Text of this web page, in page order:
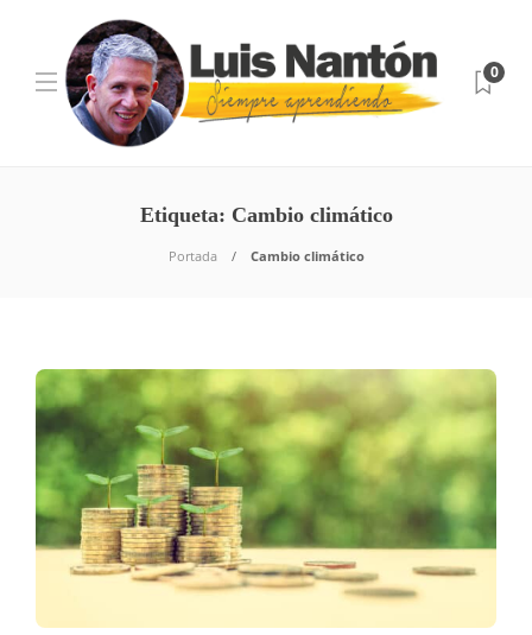
0
Etiqueta: Cambio climático
Portada Cambio climático